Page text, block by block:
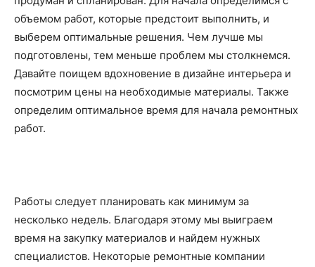
объемом работ, которые предстоит выполнить, и
выберем оптимальные решения. Чем лучше мы
подготовлены, тем меньше проблем мы столкнемся.
Давайте поищем вдохновение в дизайне интерьера и
посмотрим цены на необходимые материалы. Также
определим оптимальное время для начала ремонтных
работ.
Работы следует планировать как минимум за
несколько недель. Благодаря этому мы выиграем
время на закупку материалов и найдем нужных
специалистов. Некоторые ремонтные компании